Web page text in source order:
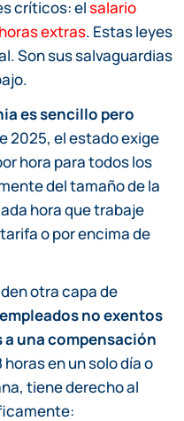
críticos: elsalario
extras. Estas leyes
Son sus salvaguardias
es sencillo pero
2025, el estado exige
hora para todos los
del tamaño de la
hora que trabaje
o por encima de
otra capa de
no exentos
una compensación
en un solo día o
tiene derecho al